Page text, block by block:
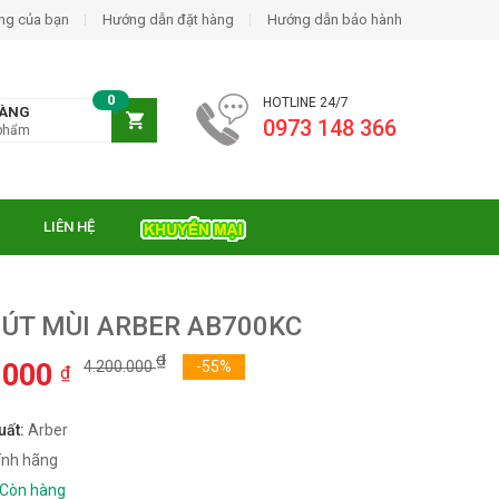
của bạn Hướng dẫn đặt hàng Hướng dẫn bảo hành
HOTLINE 24/7
0973 148 366
0
LIÊN HỆ
MÙI ARBER AB700KC
₫ 4.200.000₫ -55%
Arber
hãng
Còn hàng
từ Essen ES-31-
₫